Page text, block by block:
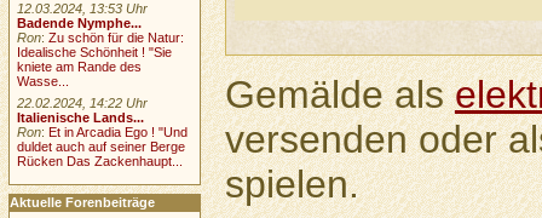
Gemälde als
versenden oder
spielen.
12.03.2024, 13:53 Uhr
Badende Nymphe...
Ron:Zu schön für die Natur:
Idealische Schönheit ! "Sie
kniete am Rande des
Wasse...
22.02.2024, 14:22 Uhr
Italienische Lands...
Ron:Et in Arcadia Ego ! "Und
duldet auch auf seiner Berge
Rücken Das Zackenhaupt...
Aktuelle Forenbeiträge